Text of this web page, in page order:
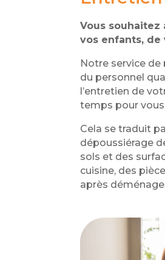
Vous
vos enfants, de
Notre service de
du personnel
l’entretien de
temps pour vous
Cela se traduit
dépoussiérage
sols et des
cuisine, des
après